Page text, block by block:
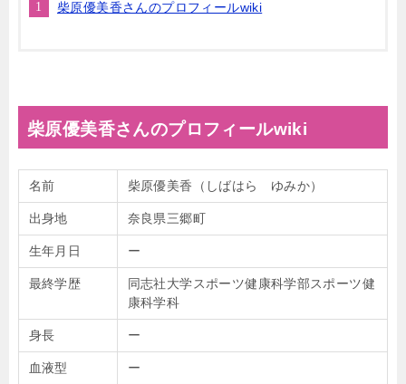
柴原優美香さんのプロフィールwiki
柴原優美香さんのプロフィールwiki
名前 柴原優美香（しばはら ゆみか）
出身地 奈良県三郷町
生年月日 ー
最終学歴
同志社大学スポーツ健康科学部スポーツ健
康科学科
身長 ー
血液型 ー